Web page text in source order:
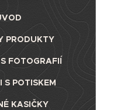
PRODUKTY
FOTOGRAFIÍ
S POTISKEM
KASIČKY